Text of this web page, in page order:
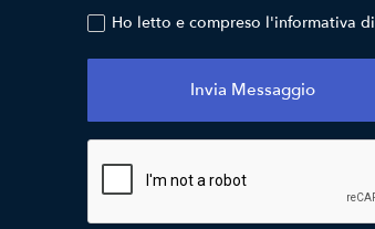
Ho letto e compreso l'informativa di